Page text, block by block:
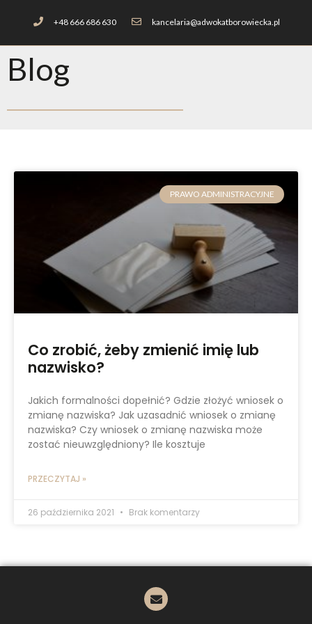
+48 666 686 630 kancelaria@adwokatborowiecka.pl
Blog
PRAWO ADMINISTRACYJNE
Co zrobić, żeby zmienić imię lub
nazwisko?
Jakich formalności dopełnić? Gdzie złożyć wniosek o
zmianę nazwiska? Jak uzasadnić wniosek o zmianę
nazwiska? Czy wniosek o zmianę nazwiska może
zostać nieuwzględniony? Ile kosztuje
PRZECZYTAJ »
26 października 2021 Brak komentarzy